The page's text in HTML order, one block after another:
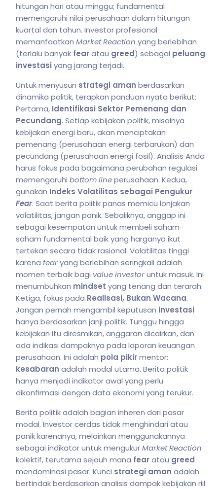
hitungan hari atau minggu; fundamental
memengaruhi nilai perusahaan dalam hitungan
kuartal dan tahun. Investor profesional
memanfaatkan Market Reaction yang berlebihan
(terlalu banyak fearatau greed) sebagai peluang
investasi yang jarang terjadi.
Untuk menyusun strategi aman berdasarkan
dinamika politik, terapkan panduan nyata berikut:
Pertama, Identifikasi Sektor Pemenang dan
Pecundang. Setiap kebijakan politik, misalnya
kebijakan energi baru, akan menciptakan
pemenang (perusahaan energi terbarukan) dan
pecundang (perusahaan energi fosil). Analisis Anda
harus fokus pada bagaimana perubahan regulasi
memengaruhi bottom lineperusahaan. Kedua,
gunakan Indeks Volatilitas sebagai Pengukur
Fear. Saat berita politik panas memicu lonjakan
volatilitas, jangan panik. Sebaliknya, anggap ini
sebagai kesempatan untuk membeli saham-
saham fundamental baik yang harganya ikut
tertekan secara tidak rasional. Volatilitas tinggi
karena fearyang berlebihan seringkali adalah
momen terbaik bagi value investoruntuk masuk. Ini
menumbuhkan mindset yang tenang dan terarah.
Ketiga, fokus pada Realisasi, Bukan Wacana.
Jangan pernah mengambil keputusan investasi
hanya berdasarkan janji politik. Tunggu hingga
kebijakan itu diresmikan, anggaran dicairkan, dan
ada indikasi dampaknya pada laporan keuangan
perusahaan. Ini adalah pola pikirmentor:
kesabaran adalah modal utama. Berita politik
hanya menjadi indikator awal yang perlu
dikonfirmasi dengan data ekonomi yang terukur.
Berita politik adalah bagian inheren dari pasar
modal. Investor cerdas tidak menghindari atau
panik karenanya, melainkan menggunakannya
sebagai indikator untuk mengukurMarket Reaction
kolektif, terutama sejauh mana fearatau greed
mendominasi pasar. Kunci strategi aman adalah
bertindak berdasarkan analisis dampak kebijakan riil